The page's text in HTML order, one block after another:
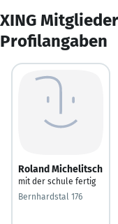
XING
Profilangaben
Roland Michelitsch
mit der schule fertig
Bernhardstal 176